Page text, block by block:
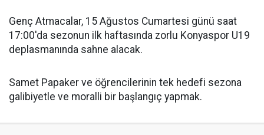
Genç Atmacalar, 15 Ağustos Cumartesi günü saat
17:00'da sezonun ilk haftasında zorlu Konyaspor U19
deplasmanında sahne alacak.
Samet Papaker ve öğrencilerinin tek hedefi sezona
galibiyetle ve moralli bir başlangıç yapmak.